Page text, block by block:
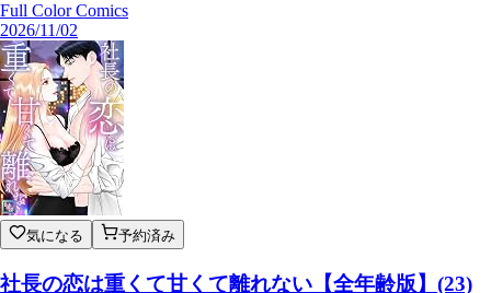
Full Color Comics
2026/11/02
気になる 予約済み
社長の恋は重くて甘くて離れない【全年齢版】(23)